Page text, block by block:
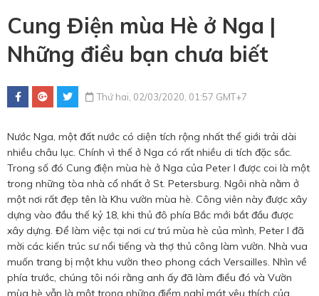
Hotline tour nước ngoài
0786 711 611
Hotline tour trong nước
0783 336 116
Hotine CSKH
0916 404 578
Hotline tư vấn dịch vụ
Cung Điện mùa Hè ở Nga |
Những điều bạn chưa biết
Thứ hai, 02/03/2020, 01:57 GMT+7
Nước Nga, một đất nước có diện tích rộng nhất thể giới trải dài
nhiều châu lục. Chính vì thế ở Nga có rất nhiều di tích đặc sắc.
Trong số đó Cung điện mùa hè ở Nga của Peter I được coi là một
trong những tòa nhà cổ nhất ở St. Petersburg. Ngôi nhà nằm ở
một nơi rất đẹp tên là Khu vườn mùa hè. Công viên này được xây
dựng vào đầu thế kỷ 18, khi thủ đô phía Bắc mới bắt đầu được
xây dựng. Để làm việc tại nơi cư trú mùa hè của mình, Peter I đã
mời các kiến ​​trúc sư nổi tiếng và thợ thủ công làm vườn. Nhà vua
muốn trang bị một khu vườn theo phong cách Versailles. Nhìn về
phía trước, chúng tôi nói rằng anh ấy đã làm điều đó và Vườn
mùa hè vẫn là một trong những điểm nghỉ mát yêu thích của